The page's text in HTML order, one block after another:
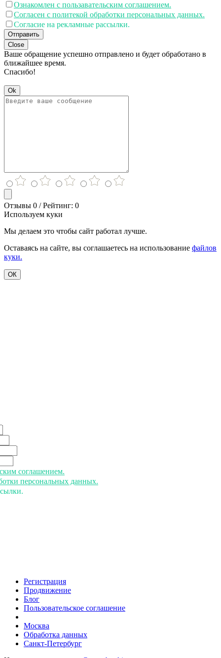
Ознакомлен с пользавательским соглашением.
Согласен с политекой обработки персональных данных.
Согласие на рекламные рассылки.
Отправить
Close
Ваше обращение успешно отправлено и будет обработано в
ближайшее время.
Спасибо!
Ok
Отзывы 0 / Рейтинг: 0
Используем куки
Мы делаем это чтобы сайт работал лучше.
Оставаясь на сайте, вы соглашаетесь на использование файлов
куки.
ОК
соглашением.
персональных данных.
Регистрация
Продвижение
Блог
Пользовательское соглашение
Москва
Обработка данных
Санкт-Петербург